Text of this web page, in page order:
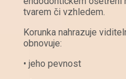
tvarem či vzhledem.
Korunka nahrazuje
obnovuje:
• jeho pevnost